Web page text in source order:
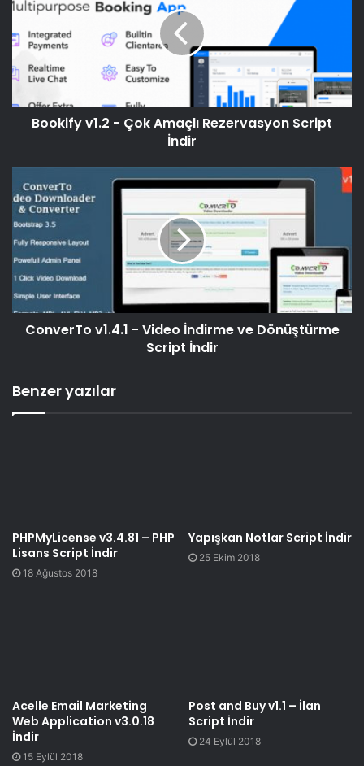
Bookify v1.2 - Çok Amaçlı Rezervasyon Script
İndir
ConverTo v1.4.1 - Video İndirme ve Dönüştürme
Script İndir
Benzer yazılar
PHPMyLicense v3.4.81 – PHP
Lisans Script İndir
18 Ağustos 2018
Yapışkan Notlar Script İndir
25 Ekim 2018
Acelle Email Marketing
Web Application v3.0.18
İndir
15 Eylül 2018
Post and Buy v1.1 – İlan
Script İndir
24 Eylül 2018